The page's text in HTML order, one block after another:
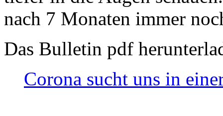
nach 7 Monaten immer
Das Bulletin pdf
Corona sucht uns in